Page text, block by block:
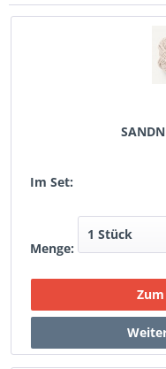
Im Set:
Menge: